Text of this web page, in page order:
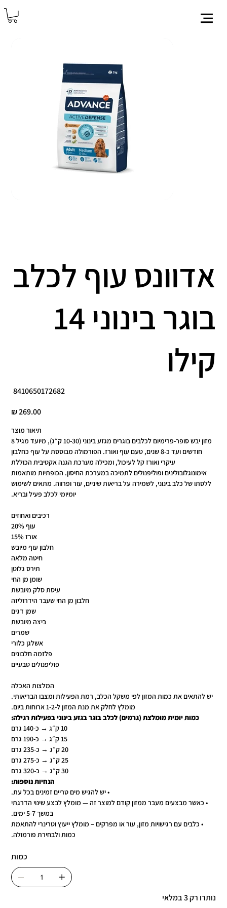
אדוונס עוף לכלב
בוגר בינוני 14
קילו
8410650172682
8410650172682
תיאור מוצר
מזון יבש סופר-פרימיום לכלבים בוגרים מגזע בינוני (10-30 ק״ג), מיועד מגיל 8
חודשים ועד כ-8 שנים, טעם עוף ואורז. הפורמולה מבוססת על עוף כחלבון
עיקרי ואורז קל לעיכול, ומכילה מערכת הגנה אקטיבית הכוללת
אימונוגלובולינים ופוליפנולים לתמיכה במערכת החיסון. הכופתיות מותאמות
ללסתו של כלב בינוני, לשמירה על בריאות שיניים, עור ופרווה. מתאים לשימוש
יומיומי לכלב פעיל ובריא.
רכיבים ואחוזים
עוף 20%
אורז 15%
חלבון עוף מיובש
חיטה מלאה
תירס גלוטן
שומן מן החי
עיסת סלק מיובשת
חלבון מן החי שעבר הידרוליזה
שמן דגים
ביצה מיובשת
שמרים
אשלגן כלורי
פלזמה חלבונים
פוליפנולים טבעיים
המלצות האכלה
יש להתאים את כמות המזון לפי משקל הכלב, רמת הפעילות ומצבו הבריאותי.
מומלץ לחלק את מנת המזון ל-1-2 ארוחות ביום.
כמות יומית מומלצת (גרמים) לכלב בוגר בגזע בינוני בפעילות רגילה:
10 ק״ג → כ-140 גרם
15 ק״ג → כ-190 גרם
20 ק״ג → כ-235 גרם
25 ק״ג → כ-275 גרם
30 ק״ג → כ-320 גרם
הנחיות נוספות:
• יש להגיש מים טריים זמינים בכל עת.
• כאשר מבצעים מעבר ממזון קודם למוצר זה — מומלץ לבצע שינוי הדרגתי
במשך 5-7 ימים.
• כלבים עם רגישויות מזון, עור או מפרקים – מומלץ ייעוץ וטרינרי להתאמת
כמות ולבחירת פורמולה.
כמות
נותרו רק 3 במלאי